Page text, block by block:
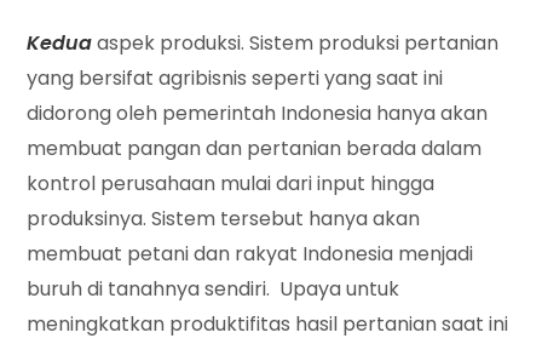
Keduaaspek produksi. Sistem produksi pertanian
yang bersifat agribisnis seperti yang saat ini
didorong oleh pemerintah Indonesia hanya akan
membuat pangan dan pertanian berada dalam
kontrol perusahaan mulai dari input hingga
produksinya. Sistem tersebut hanya akan
membuat petani dan rakyat Indonesia menjadi
buruh di tanahnya sendiri. Upaya untuk
meningkatkan produktifitas hasil pertanian saat ini